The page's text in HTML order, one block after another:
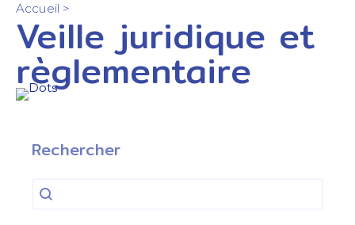
Accueil >
Veille juridique et
règlementaire
Rechercher
Rechercher
Rechercher